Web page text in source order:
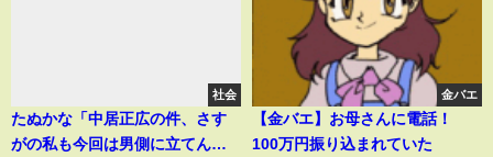
社会
たぬかな「中居正広の件、さす
がの私も今回は男側に立てん
金バエ
【金バエ】お母さんに電話！
100万円振り込まれていた